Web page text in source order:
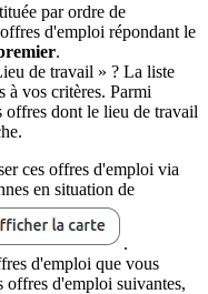
par ordre de
d'emploi répondant le
.
de travail » ? La liste
à vos critères. Parmi
offres dont le lieu de travail
ces offres d'emploi via
en situation de
.
d'emploi que vous
offres d'emploi suivantes,